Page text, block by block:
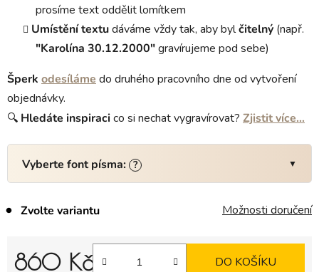
prosíme text oddělit lomítkem
Umístění textudáváme vždy tak, aby bylčitelný (např.
"Karolína 30.12.2000"gravírujeme pod sebe)
Šperk odesíláme do druhého pracovního dne od vytvoření
objednávky.
🔍 Hledáte inspiracico si nechat vygravírovat? Zjistit více…
Vyberte font písma: ?
Zvolte variantu Možnosti doručení
860 Kč DO KOŠÍKU